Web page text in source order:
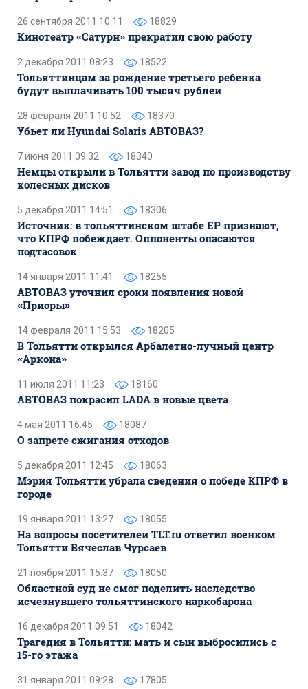
26 сентября 2011 10:11 18829
Кинотеатр «Сатурн» прекратил свою работу
2 декабря 2011 08:23 18522
Тольяттинцам за рождение третьего ребенка
будут выплачивать 100 тысяч рублей
28 февраля 2011 10:52 18370
Убьет ли Hyundai Solaris АВТОВАЗ?
7 июня 2011 09:32 18340
Немцы открыли в Тольятти завод по производству
колесных дисков
5 декабря 2011 14:51 18306
Источник: в тольяттинском штабе ЕР признают,
что КПРФ побеждает. Оппоненты опасаются
подтасовок
14 января 2011 11:41 18255
АВТОВАЗ уточнил сроки появления новой
«Приоры»
14 февраля 2011 15:53 18205
В Тольятти открылся Арбалетно-лучный центр
«Аркона»
11 июля 2011 11:23 18160
АВТОВАЗ покрасил LADA в новые цвета
4 мая 2011 16:45 18087
О запрете сжигания отходов
5 декабря 2011 12:45 18063
Мэрия Тольятти убрала сведения о победе КПРФ в
городе
19 января 2011 13:27 18055
На вопросы посетителей TLT.ru ответил военком
Тольятти Вячеслав Чурсаев
21 ноября 2011 15:37 18050
Областной суд не смог поделить наследство
исчезнувшего тольяттинского наркобарона
16 декабря 2011 09:51 18042
Трагедия в Тольятти: мать и сын выбросились с
15-го этажа
31 января 2011 09:28 17805